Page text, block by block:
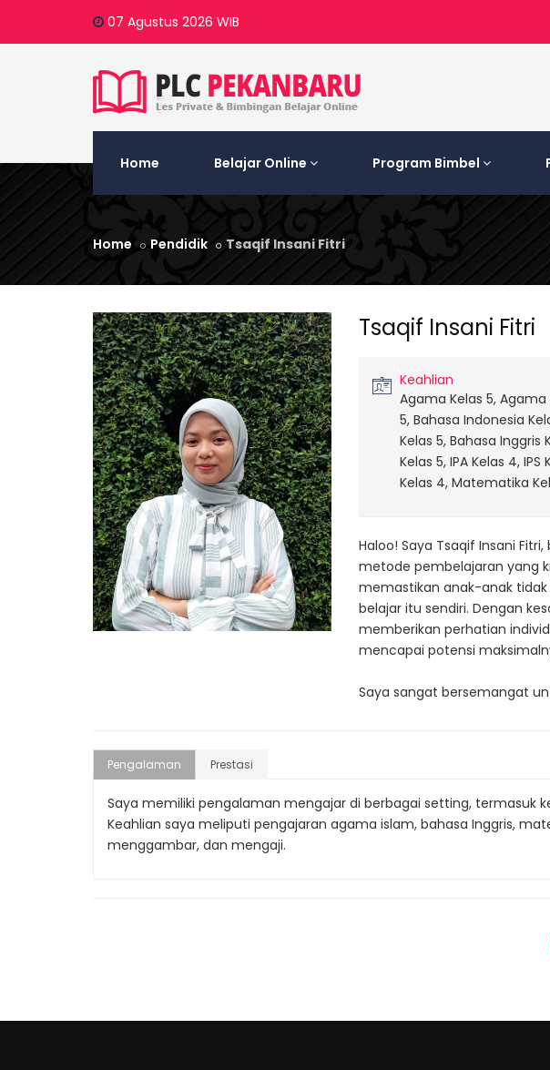
07 Agustus 2026 WIB
Home Belajar Online Program Bimbel
Home Pendidik Tsaqif Insani Fitri
Tsaqif Insani Fitri
Keahlian
Agama Kelas 5,
5, Bahasa Indonesia
Kelas 5, Bahasa Inggris
Kelas 5, IPA Kelas 4,
Kelas 4, Matematika
Haloo! Saya Tsaqif Insani
metode pembelajaran yang
memastikan anak-anak
belajar itu sendiri. Dengan
memberikan perhatian
mencapai potensi
Saya sangat bersemangat
Pengalaman Prestasi
Saya memiliki pengalaman mengajar di berbagai setting, termasuk
Keahlian saya meliputi pengajaran agama islam, bahasa Inggris,
menggambar, dan mengaji.